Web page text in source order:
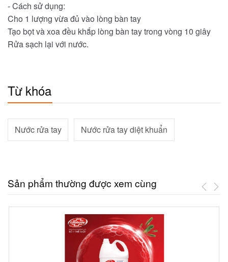
- Cách sử dụng:
Cho 1 lượng vừa đủ vào lòng bàn tay
Tạo bọt và xoa đều khắp lòng bàn tay trong vòng 10 giây
Rửa sạch lại với nước.
Từ khóa
Nước rửa tay Nước rửa tay diệt khuẩn
Sản phẩm thường được xem cùng